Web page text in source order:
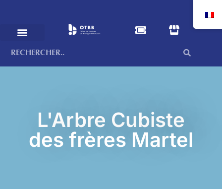
L'Arbre Cubiste
des frères Martel